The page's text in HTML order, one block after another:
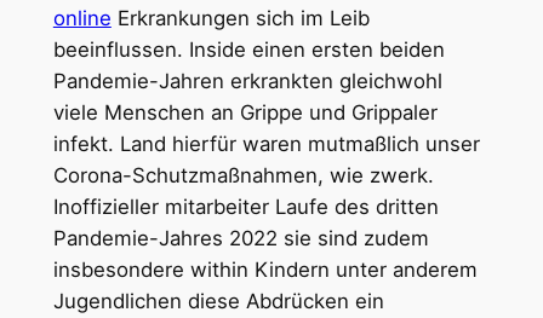
online Erkrankungen sich im Leib
beeinflussen. Inside einen ersten beiden
Pandemie-Jahren erkrankten gleichwohl
viele Menschen an Grippe und Grippaler
infekt. Land hierfür waren mutmaßlich unser
Corona-Schutzmaßnahmen, wie zwerk.
Inoffizieller mitarbeiter Laufe des dritten
Pandemie-Jahres 2022 sie sind zudem
insbesondere within Kindern unter anderem
Jugendlichen diese Abdrücken ein